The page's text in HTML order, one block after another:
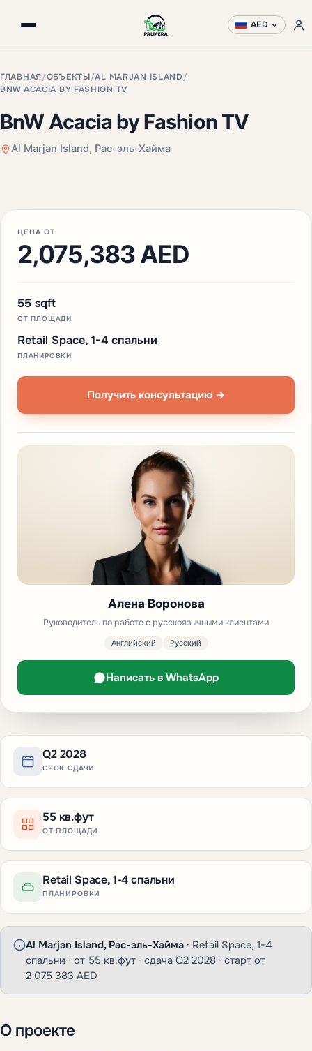
AED
ГЛАВНАЯ/ОБЪЕКТЫ/AL MARJAN ISLAND /
BNW ACACIA BY FASHION TV
BnW Acacia by Fashion TV
Al Marjan Island, Рас-эль-Хайма
Q2 2028
СРОК СДАЧИ
55 кв.фут
ОТ ПЛОЩАДИ
Retail Space, 1-4 спальни
ПЛАНИРОВКИ
Al Marjan Island, Рас-эль-Хайма · Retail Space, 1-4
спальни · от 55 кв.фут · сдача Q2 2028 · старт от
2 075 383 AED
О проекте
ЦЕНА ОТ
2,075,383 AED
55 sqft
ОТ ПЛОЩАДИ
Retail Space, 1-4 спальни
ПЛАНИРОВКИ
Получить консультацию →
Алена Воронова
Руководитель по работе с русскоязычными клиентами
Английский Русский
Написать в WhatsApp